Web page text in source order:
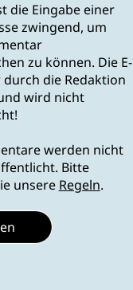
die Eingabe einer
zwingend, um
zu können. Die E-
die Redaktion
wird nicht
werden nicht
Bitte
unsere Regeln.